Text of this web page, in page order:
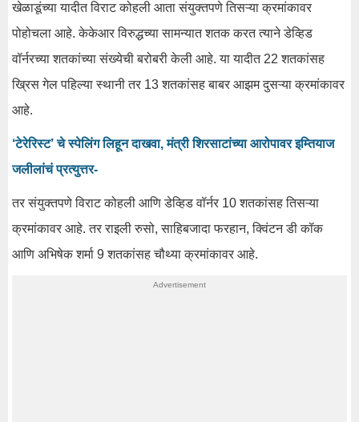
खेळाडूंच्या यादीत विराट कोहली आता संयुक्तपणे तिसऱ्या क्रमांकावर
पोहोचला आहे. केकेआर विरुद्धच्या सामन्यात शतक करत त्याने डेव्हिड
वॉर्नरच्या शतकांच्या संख्येची बरोबरी केली आहे. या यादीत 22 शतकांसह
ख्रिस गेल पहिल्या स्थानी तर 13 शतकांसह बाबर आझम दुसऱ्या क्रमांकावर
आहे.
‘टेरेरिस्ट’ चे स्पेलिंग लिहून दाखवा, मंत्री शिरसाटांच्या आरोपावर इम्तियाज
जलीलांचं प्रत्युत्तर-
तर संयुक्तपणे विराट कोहली आणि डेव्हिड वॉर्नर 10 शतकांसह तिसऱ्या
क्रमांकावर आहे. तर राइली रुसो, साहिबजादा फरहान, क्विंटन डी कॉक
आणि अभिषेक शर्मा 9 शतकांसह चौथ्या क्रमांकावर आहे.